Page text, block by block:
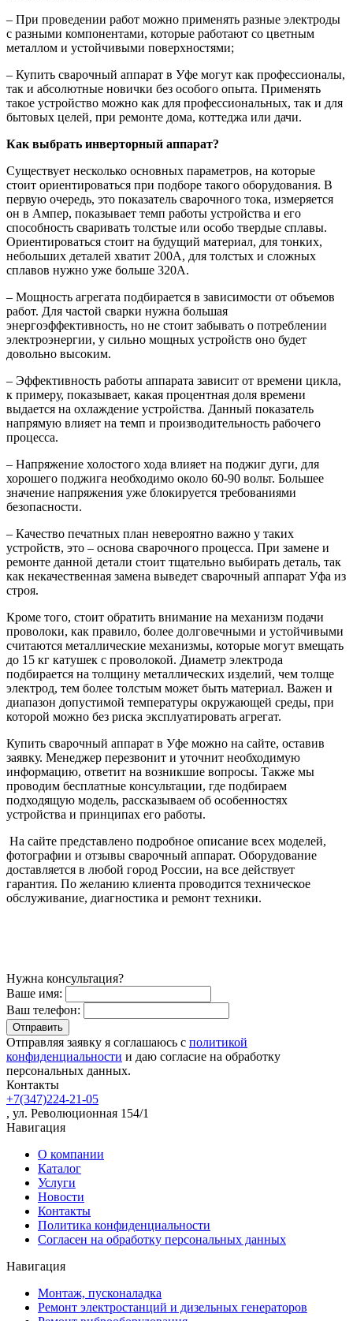
– При проведении работ можно применять разные электроды
с разными компонентами, которые работают со цветным
металлом и устойчивыми поверхностями;
– Купить сварочный аппарат в Уфе могут как профессионалы,
так и абсолютные новички без особого опыта. Применять
такое устройство можно как для профессиональных, так и для
бытовых целей, при ремонте дома, коттеджа или дачи.
Как выбрать инверторный аппарат?
Существует несколько основных параметров, на которые
стоит ориентироваться при подборе такого оборудования. В
первую очередь, это показатель сварочного тока, измеряется
он в Ампер, показывает темп работы устройства и его
способность сваривать толстые или особо твердые сплавы.
Ориентироваться стоит на будущий материал, для тонких,
небольших деталей хватит 200А, для толстых и сложных
сплавов нужно уже больше 320А.
– Мощность агрегата подбирается в зависимости от объемов
работ. Для частой сварки нужна большая
энергоэффективность, но не стоит забывать о потреблении
электроэнергии, у сильно мощных устройств оно будет
довольно высоким.
– Эффективность работы аппарата зависит от времени цикла,
к примеру, показывает, какая процентная доля времени
выдается на охлаждение устройства. Данный показатель
напрямую влияет на темп и производительность рабочего
процесса.
– Напряжение холостого хода влияет на поджиг дуги, для
хорошего поджига необходимо около 60-90 вольт. Большее
значение напряжения уже блокируется требованиями
безопасности.
– Качество печатных план невероятно важно у таких
устройств, это – основа сварочного процесса. При замене и
ремонте данной детали стоит тщательно выбирать деталь, так
как некачественная замена выведет сварочный аппарат Уфа из
строя.
Кроме того, стоит обратить внимание на механизм подачи
проволоки, как правило, более долговечными и устойчивыми
считаются металлические механизмы, которые могут вмещать
до 15 кг катушек с проволокой. Диаметр электрода
подбирается на толщину металлических изделий, чем толще
электрод, тем более толстым может быть материал. Важен и
диапазон допустимой температуры окружающей среды, при
которой можно без риска эксплуатировать агрегат.
Купить сварочный аппарат в Уфе можно на сайте, оставив
заявку. Менеджер перезвонит и уточнит необходимую
информацию, ответит на возникшие вопросы. Также мы
проводим бесплатные консультации, где подбираем
подходящую модель, рассказываем об особенностях
устройства и принципах его работы.
На сайте представлено подробное описание всех моделей,
фотографии и отзывы сварочный аппарат. Оборудование
доставляется в любой город России, на все действует
гарантия. По желанию клиента проводится техническое
обслуживание, диагностика и ремонт техники.
Нужна консультация?
Ваше имя:
Ваш телефон:
Отправляя заявку я соглашаюсь с политикой
конфиденциальности и даю согласие на обработку
персональных данных.
Контакты
+7(347)224-21-05
, ул. Революционная 154/1
Навигация
О компании
Каталог
Услуги
Новости
Контакты
Политика конфиденциальности
Согласен на обработку персональных данных
Навигация
Монтаж, пусконаладка
Ремонт электростанций и дизельных генераторов